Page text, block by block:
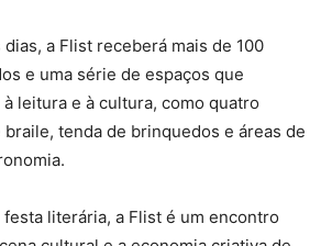
a Flist receberá mais de 100
e uma série de espaços que
leitura e à cultura, como quatro
tenda de brinquedos e áreas de
festa literária, a Flist é um encontro